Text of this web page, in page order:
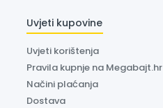
Uvjeti kupovine
Uvjeti korištenja
Pravila kupnje na Megabajt.hr
Načini plaćanja
Dostava